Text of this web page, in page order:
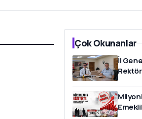
Çok Okunanlar
İl